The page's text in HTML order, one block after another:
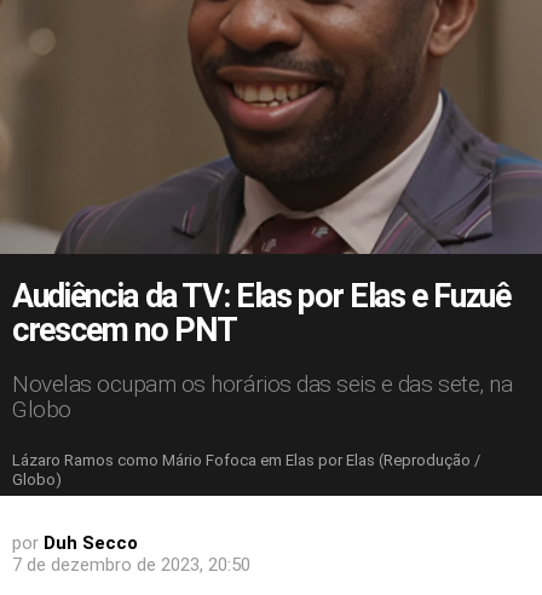
Audiência da TV: Elas por Elas e Fuzuê
crescem no PNT
Novelas ocupam os horários das seis e das sete, na
Globo
Lázaro Ramos como Mário Fofoca em Elas por Elas (Reprodução /
Globo)
por Duh Secco
7 de dezembro de 2023, 20:50